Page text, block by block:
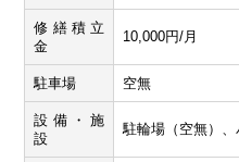
修繕積立
金
10,000円/月
駐車場 空無
設備・施
設
駐輪場（空無）